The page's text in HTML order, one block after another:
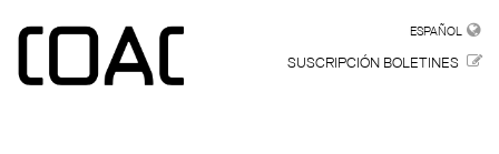
ESPAÑOL
SUSCRIPCIÓN BOLETINES